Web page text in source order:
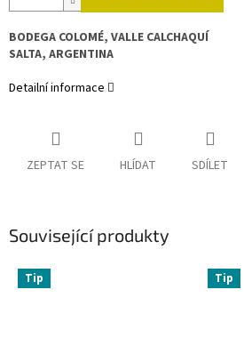
BODEGA COLOMÉ, VALLE CALCHAQUÍ
SALTA, ARGENTINA
Detailní informace
ZEPTAT SE HLÍDAT SDÍLET
Související produkty
Tip Tip